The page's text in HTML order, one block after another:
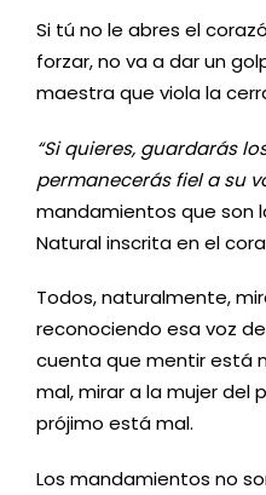
Si tú no le abres el
forzar, no va a dar un
maestra que viola la
“Si quieres, guardarás
permanecerás fiel a su
mandamientos que son
Natural inscrita en el
Todos, naturalmente,
reconociendo esa voz
cuenta que mentir está
mal, mirar a la mujer del
prójimo está mal.
Los mandamientos no